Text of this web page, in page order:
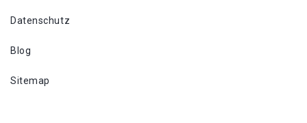
Datenschutz
Blog
Sitemap